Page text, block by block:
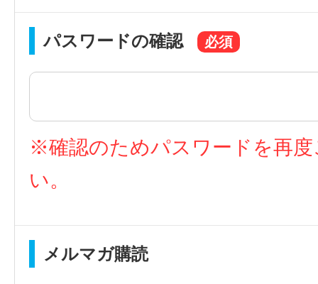
パスワードの確認
※確認のためパスワードを再度
い。
メルマガ購読